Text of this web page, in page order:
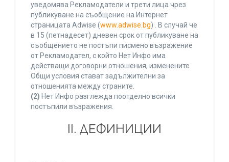
уведомява Рекламодатели и трети лица чрез
публикуване на съобщение на Интернет
страницата Adwise (www.adwise.bg) . В случай че
в 15 (петнадесет) дневен срок от публикуване на
съобщението не постъпи писмено възражение
от Рекламодател, с който Нет Инфо има
действащи договорни отношения, изменените
Общи условия стават задължителни за
отношенията между страните.
(2) Нет Инфо разглежда поотделно всички
постъпили възражения.
ІІ. ДЕФИНИЦИИ